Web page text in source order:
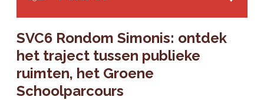
SVC6 Rondom Simonis: ontdek
het traject tussen publieke
ruimten, het Groene
Schoolparcours